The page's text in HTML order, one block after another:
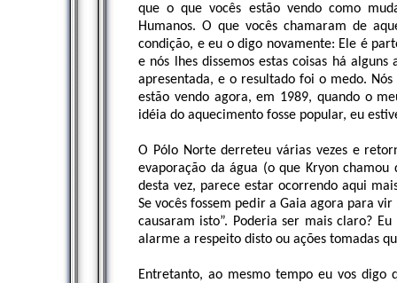
que o que vocês estão vendo como
Humanos. O que vocês chamaram de
condição, e eu o digo novamente: Ele é
e nós lhes dissemos estas coisas há
apresentada, e o resultado foi o medo.
estão vendo agora, em 1989, quando o
idéia do aquecimento fosse popular, eu
O Pólo Norte derreteu várias vezes e
evaporação da água (o que Kryon
desta vez, parece estar ocorrendo aqui
Se vocês fossem pedir a Gaia agora para
causaram isto”. Poderia ser mais claro?
alarme a respeito disto ou ações tomadas
Entretanto, ao mesmo tempo eu vos